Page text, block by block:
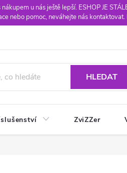
u nás ještě lepší. ESHOP JE
nebo pomoc, neváhejte nás
HLEDAT
ZviZZer